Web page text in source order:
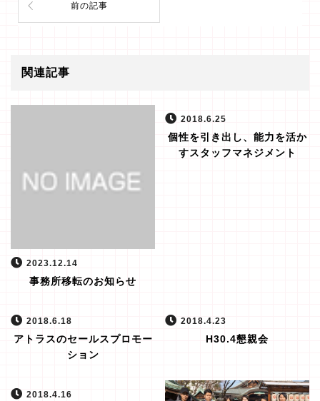
前の記事
関連記事
2023.12.14
事務所移転のお知らせ
2018.6.25
個性を引き出し、能力を活か
すスタッフマネジメント
2018.6.18
アトラスのセールスプロモー
ション
2018.4.23
H30.4懇親会
2018.4.16